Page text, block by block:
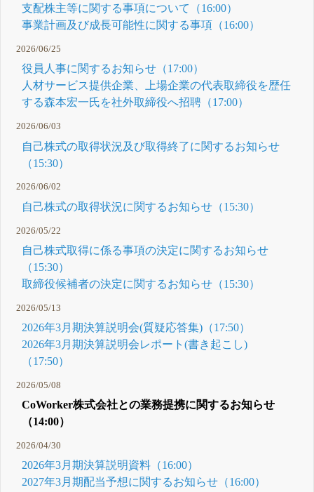
金の配当
(期末配当)
に関するお
期決算短信
〔日本基
準〕(連結)
4月 30, 2026
支配株主等に関する事項について（16:00）
事業計画及び成長可能性に関する事項（16:00）
2026/06/25
役員人事に関するお知らせ（17:00）
人材サービス提供企業、上場企業の代表取締役を歴任
する森本宏一氏を社外取締役へ招聘（17:00）
2026/06/03
自己株式の取得状況及び取得終了に関するお知らせ
（15:30）
2026/06/02
自己株式の取得状況に関するお知らせ（15:30）
2026/05/22
自己株式取得に係る事項の決定に関するお知らせ
（15:30）
取締役候補者の決定に関するお知らせ（15:30）
2026/05/13
2026年3月期決算説明会(質疑応答集)（17:50）
2026年3月期決算説明会レポート(書き起こし)
（17:50）
2026/05/08
CoWorker株式会社との業務提携に関するお知らせ
（14:00）
2026/04/30
2026年3月期決算説明資料（16:00）
2027年3月期配当予想に関するお知らせ（16:00）